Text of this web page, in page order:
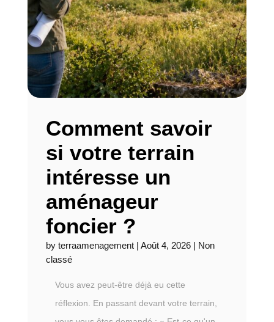
Comment savoir
si votre terrain
intéresse un
aménageur
foncier ?
by terraamenagement| Août 4, 2026| Non
classé
Vous avez peut-être déjà eu cette
réflexion. En passant devant votre terrain,